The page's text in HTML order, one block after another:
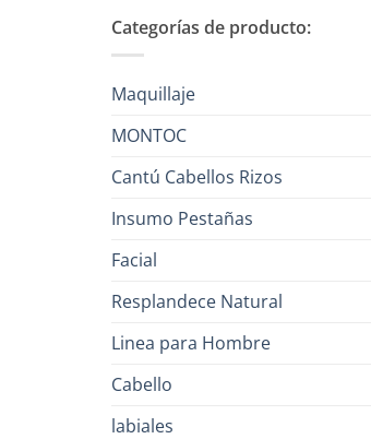
Categorías de producto:
Maquillaje
MONTOC
Cantú Cabellos Rizos
Insumo Pestañas
Facial
Resplandece Natural
Linea para Hombre
Cabello
labiales